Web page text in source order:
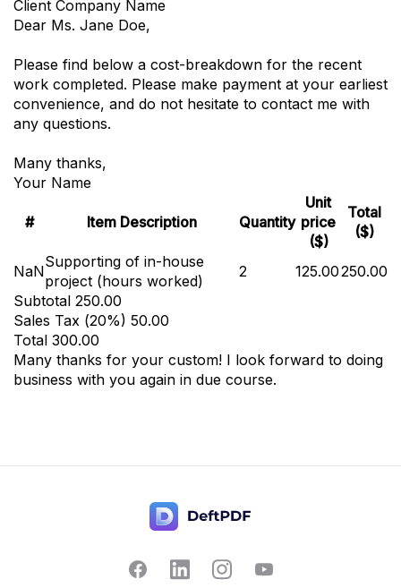
Client Company Name
Dear Ms. Jane Doe,
Please find below a cost-breakdown for the recent
work completed. Please make payment at your earliest
convenience, and do not hesitate to contact me with
any questions.
Many thanks,
Your Name
# Item Description Quantity
Unit
price
($)
Total
($)
NaN
Supporting of in-house
project (hours worked)
2 125.00250.00
Subtotal 250.00
Sales Tax (20%) 50.00
Total 300.00
Many thanks for your custom! I look forward to doing
business with you again in due course.